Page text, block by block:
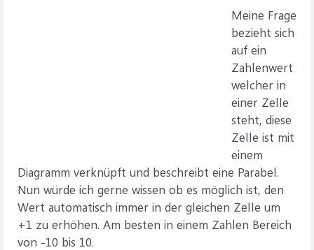
Meine Frage
bezieht sich
auf ein
Zahlenwert
welcher in
einer Zelle
steht, diese
Zelle ist mit
einem
Diagramm verknüpft und beschreibt eine Parabel.
Nun würde ich gerne wissen ob es möglich ist, den
Wert automatisch immer in der gleichen Zelle um
+1 zu erhöhen. Am besten in einem Zahlen Bereich
von -10 bis 10.